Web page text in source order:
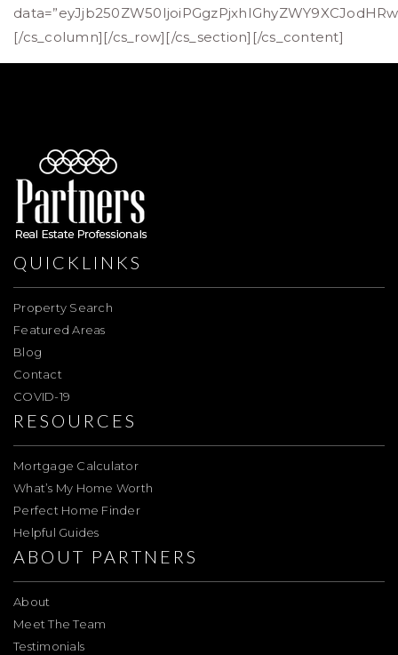
QUICKLINKS
Property Search
Featured Areas
Blog
Contact
COVID-19
RESOURCES
Mortgage Calculator
What’s My Home Worth
Perfect Home Finder
Helpful Guides
ABOUT PARTNERS
About
Meet The Team
Testimonials